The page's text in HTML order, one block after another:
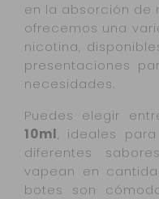
en la absorción de
ofrecemos una
nicotina,
presentaciones
necesidades.
Puedes elegir
10ml, ideales
diferentes
vapean en
botes son